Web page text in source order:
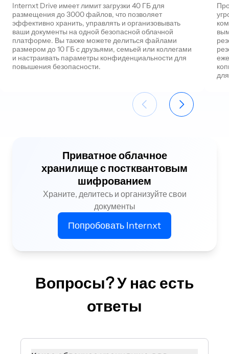
Internxt Drive имеет лимит загрузки 40 ГБ для
размещения до 3000 файлов, что позволяет
эффективно хранить, управлять и организовывать
ваши документы на одной безопасной облачной
платформе. Вы также можете делиться файлами
размером до 10 ГБ с друзьями, семьей или коллегами
и настраивать параметры конфиденциальности для
повышения безопасности.
Приватное облачное
хранилище с постквантовым
шифрованием
Храните, делитесь и организуйте свои
документы
Попробовать Internxt
Вопросы? У нас есть
ответы